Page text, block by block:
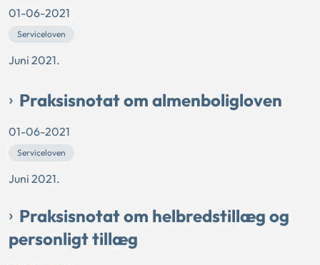
01-06-2021
Serviceloven
Juni 2021.
Praksisnotat om almenboligloven
01-06-2021
Serviceloven
Juni 2021.
Praksisnotat om helbredstillæg og
personligt tillæg